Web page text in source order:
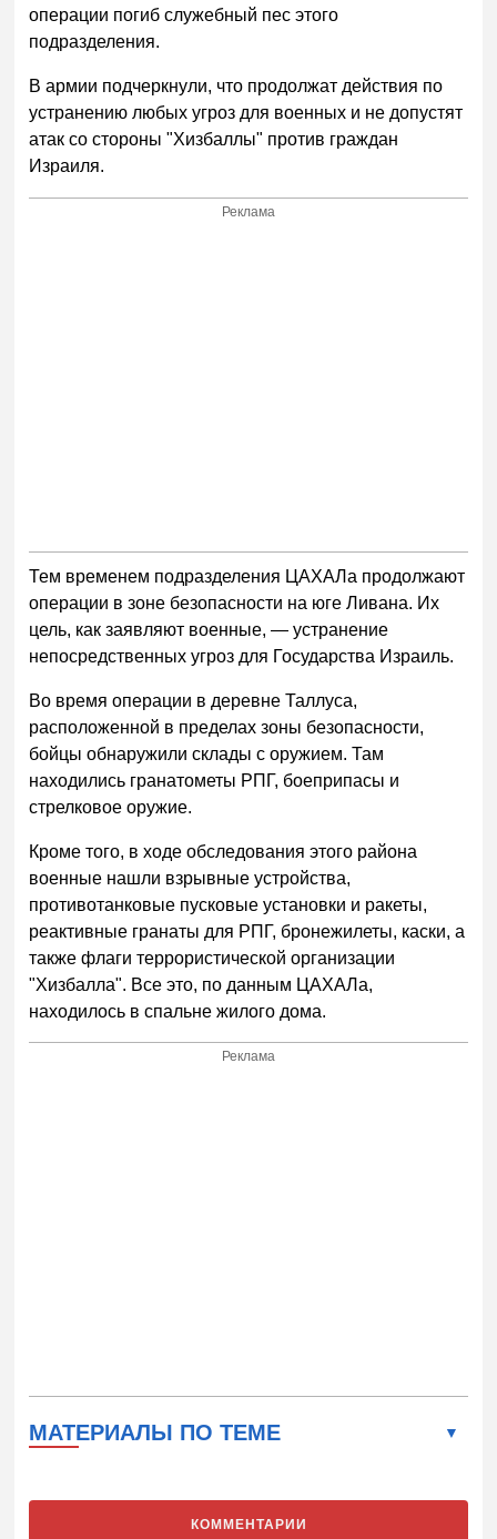
операции погиб служебный пес этого
подразделения.
В армии подчеркнули, что продолжат действия по
устранению любых угроз для военных и не допустят
атак со стороны "Хизбаллы" против граждан
Израиля.
Реклама
Тем временем подразделения ЦАХАЛа продолжают
операции в зоне безопасности на юге Ливана. Их
цель, как заявляют военные, — устранение
непосредственных угроз для Государства Израиль.
Во время операции в деревне Таллуса,
расположенной в пределах зоны безопасности,
бойцы обнаружили склады с оружием. Там
находились гранатометы РПГ, боеприпасы и
стрелковое оружие.
Кроме того, в ходе обследования этого района
военные нашли взрывные устройства,
противотанковые пусковые установки и ракеты,
реактивные гранаты для РПГ, бронежилеты, каски, а
также флаги террористической организации
"Хизбалла". Все это, по данным ЦАХАЛа,
находилось в спальне жилого дома.
Реклама
МАТЕРИАЛЫ ПО ТЕМЕ
КОММЕНТАРИИ